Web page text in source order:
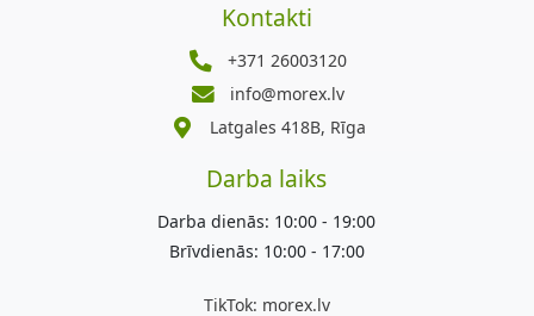
Kontakti
+371 26003120
info@morex.lv
Latgales 418B, Rīga
Darba laiks
Darba dienās: 10:00 - 19:00
Brīvdienās: 10:00 - 17:00
TikTok: morex.lv